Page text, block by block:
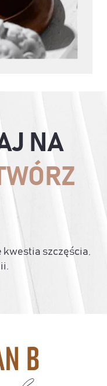
NA
kwestia szczęścia,